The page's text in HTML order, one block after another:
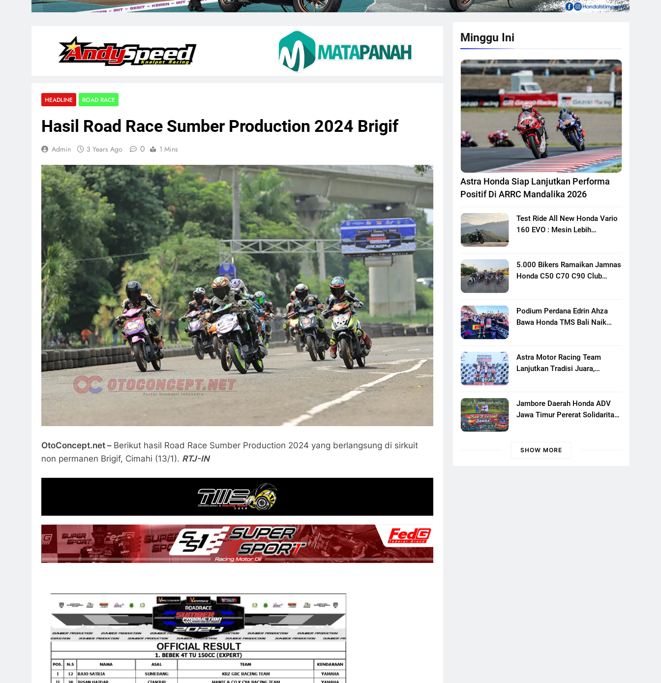
HEADLINE ROAD RACE
Hasil Road Race Sumber Production 2024 Brigif
Admin 3 Years Ago 0 1 Mins
OtoConcept.net – Berikut hasil Road Race Sumber Production 2024 yang berlangsung di sirkuit
non permanen Brigif, Cimahi (13/1). RTJ-IN
Minggu Ini
Astra Honda Siap Lanjutkan Performa
Positif Di ARRC Mandalika 2026
Test Ride All New Honda Vario
160 EVO : Mesin Lebih
5.000 Bikers Ramaikan Jamnas
Honda C50 C70 C90 Club
Motor Klasik Honda
Podium Perdana Edrin Ahza
Bawa Honda TMS Bali Naik
Astra Motor Racing Team
Lanjutkan Tradisi Juara,
Putaran Ke 3
Jambore Daerah Honda ADV
Jawa Timur Pererat Solidaritas
Banyuwangi
SHOW MORE